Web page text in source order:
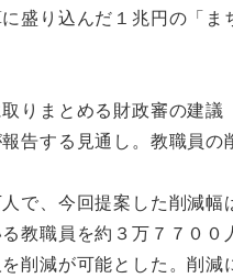
盛り込んだ１兆円の「
りまとめる財政審の建
告する見通し。教職員
で、今回提案した削減
教職員を約３万７７０
削減が可能とした。削